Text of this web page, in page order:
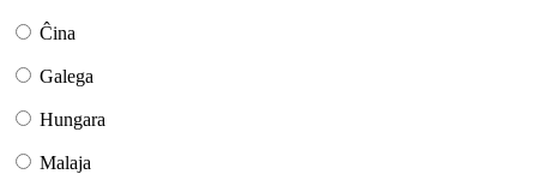
Ĉina
Galega
Hungara
Malaja